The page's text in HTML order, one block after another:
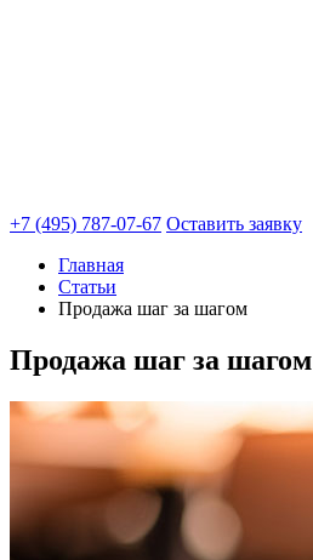
+7 (495) 787-07-67 Оставить заявку
Главная
Статьи
Продажа шаг за шагом
Продажа шаг за шагом